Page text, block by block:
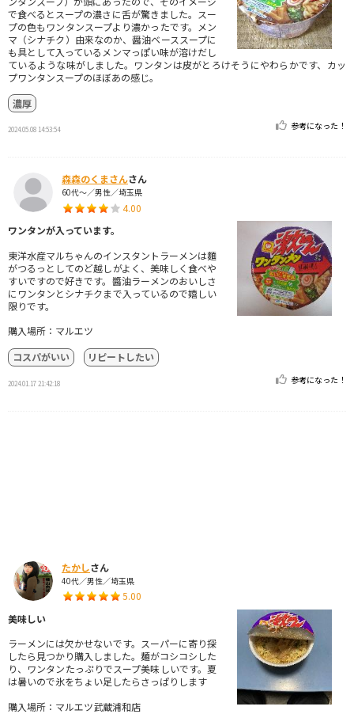
で食べるとスープの濃さに舌が驚きました。スー
プの色もワンタンスープより濃かったです。メン
マ（シナチク）由来なのか、醤油ベーススープに
も具として入っているメンマっぽい味が溶けだし
ているような味がしました。ワンタンは皮がとろけそうにやわらかです、カッ
プワンタンスープのほぼあの感じ。
濃厚
2024.05.08 14:53:54 参考になった！
森森のくまさんさん
60代～／男性／埼玉県
4.00
ワンタンが入っています。
東洋水産マルちゃんのインスタントラーメンは麵
がつるっとしてのど越しがよく、美味しく食べや
すいですので好きです。醬油ラーメンのおいしさ
にワンタンとシナチクまで入っているので嬉しい
限りです。
購入場所：マルエツ
コスパがいい
リピートしたい
2024.01.17 21:42:18 参考になった！
たかしさん
40代／男性／埼玉県
5.00
美味しい
ラーメンには欠かせないです。スーパーに寄り探
したら見つかり購入しました。麺がコシコシした
り、ワンタンたっぷりでスープ美味しいです。夏
は暑いので氷をちょい足したらさっぱりします
購入場所：マルエツ武蔵浦和店